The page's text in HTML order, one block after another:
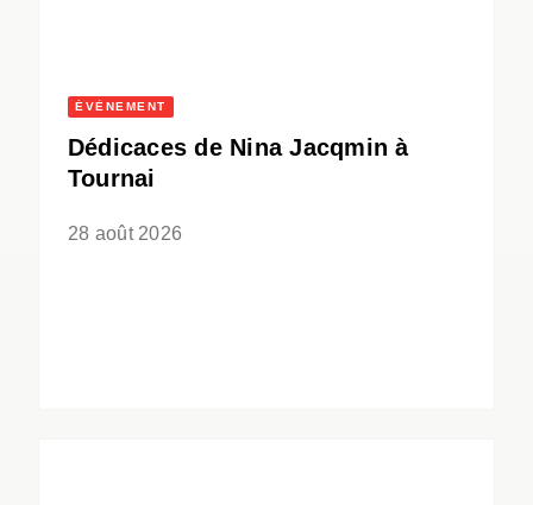
ÉVÈNEMENT
Dédicaces de Nina Jacqmin à
Tournai
28 août 2026